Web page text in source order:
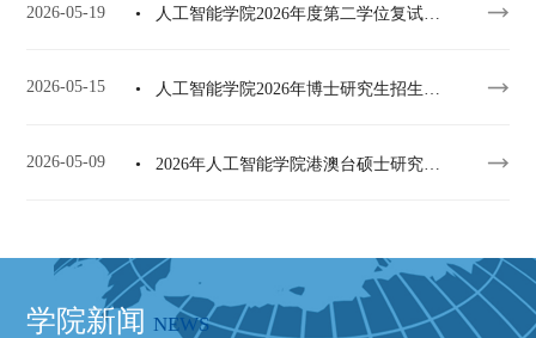
2026-05-19 • 人工智能学院2026年度第二学位复试工作方案
2026-05-15
2026-05-09
学院新闻 NEWS